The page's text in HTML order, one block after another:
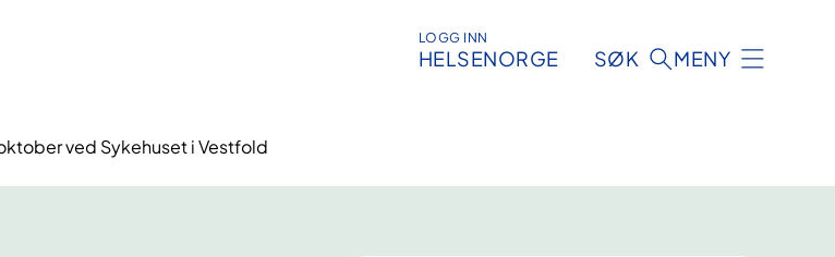
LOGG INN
HELSENORGE SØK MENY
ved Sykehuset i Vestfold